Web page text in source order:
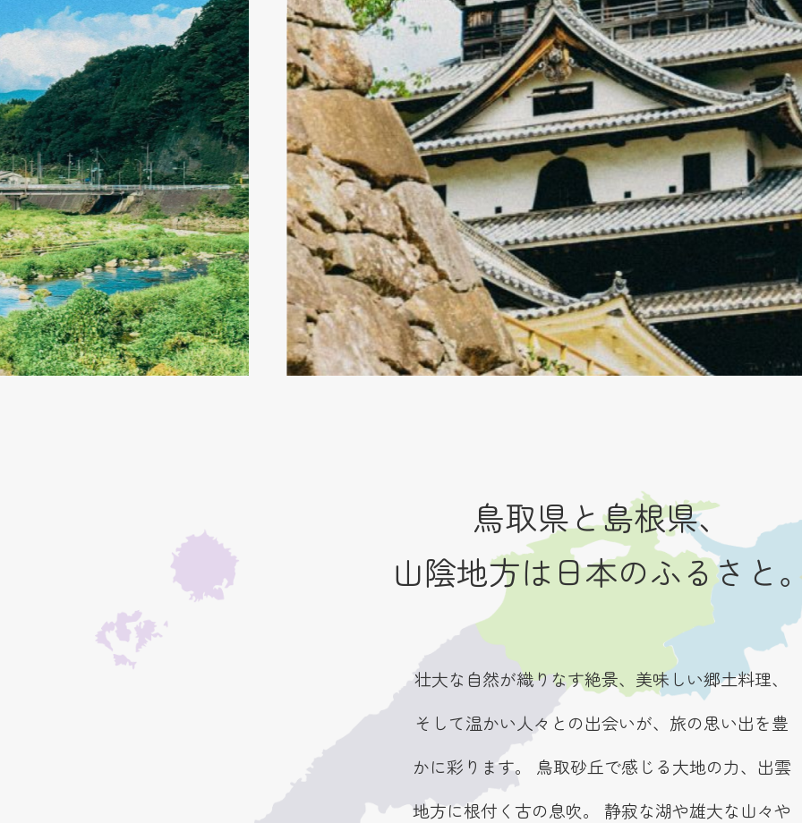
鳥取県と島根県、
山陰地方は日本のふるさと
壮大な自然が織りなす絶景、美味しい郷土料理、
そして温かい人々との出会いが、旅の思い出を豊
かに彩ります。 鳥取砂丘で感じる大地の力、出雲
地方に根付く古の息吹。 静寂な湖や雄大な山々や